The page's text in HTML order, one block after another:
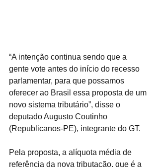
“A intenção continua sendo que a
gente vote antes do início do recesso
parlamentar, para que possamos
oferecer ao Brasil essa proposta de um
novo sistema tributário”, disse o
deputado Augusto Coutinho
(Republicanos-PE), integrante do GT.
Pela proposta, a alíquota média de
referência da nova tributação, que é a